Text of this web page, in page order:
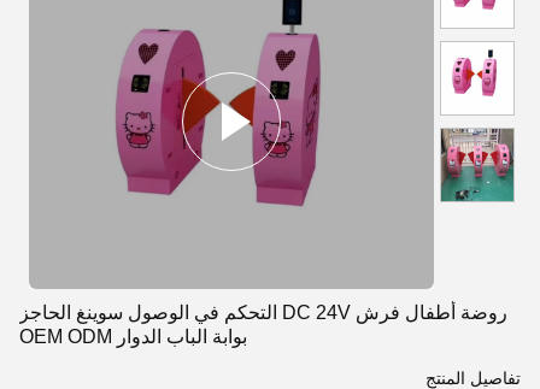
روضة أطفال فرش DC 24V التحكم في الوصول سوينغ الحاجز
بوابة الباب الدوار OEM ODM
تفاصيل المنتج